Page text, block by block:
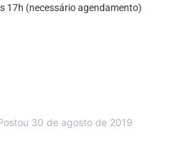
17h (necessário agendamento)
30 de agosto de 2019